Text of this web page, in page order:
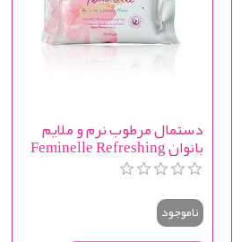
دستمال مرطوب نرم و ملایم
بانوان Feminelle Refreshing
Intimate Wipes
ناموجود